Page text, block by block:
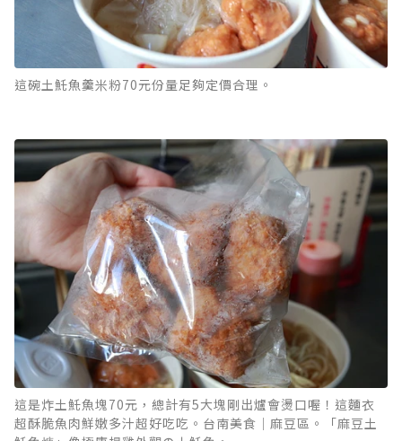
這碗土魠魚羹米粉70元份量足夠定價合理。
這是炸土魠魚塊70元，總計有5大塊剛出爐會燙口喔！這麵衣
超酥脆魚肉鮮嫩多汁超好吃吃。台南美食｜麻豆區。「麻豆土